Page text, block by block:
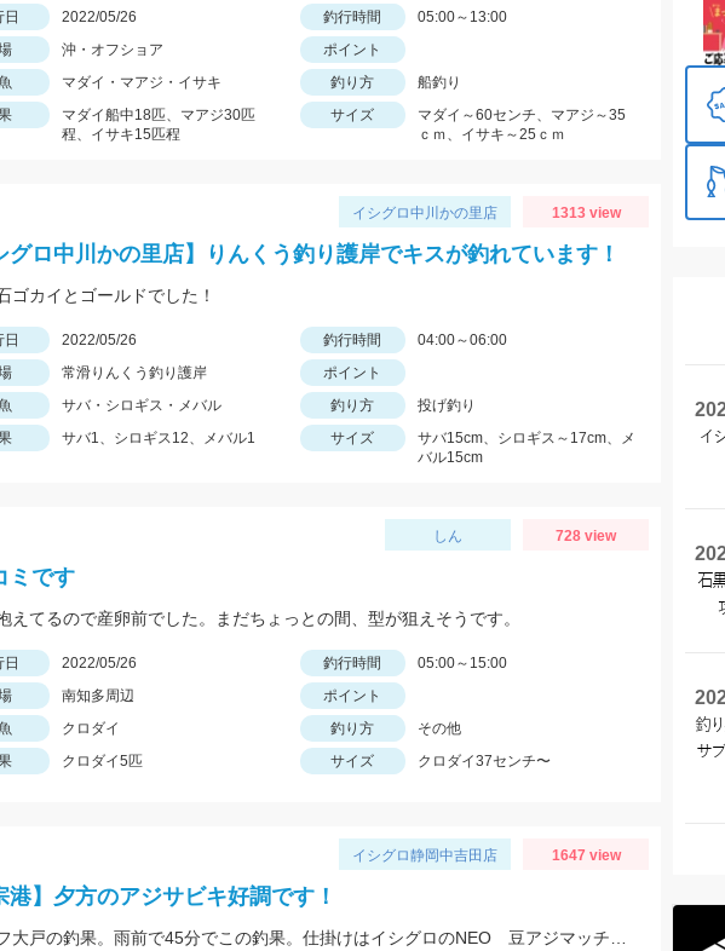
2022/05/26 釣行時間
05:00～13:00
沖・オフショア
ポイント
マダイ・マアジ・イサキ 釣り方
船釣り
マダイ船中18匹、マアジ30匹
程、イサキ15匹程
サイズ
マダイ～60センチ、マアジ～35
ｃｍ、イサキ～25ｃｍ
イシグロ中川かの里店 1313 view
グロ中川かの里店】りんくう釣り護岸でキスが釣れています！
ゴカイとゴールドでした！
2022/05/26 釣行時間
04:00～06:00
常滑りんくう釣り護岸
ポイント
サバ・シロギス・メバル 釣り方
投げ釣り
サバ1、シロギス12、メバル1 サイズ
サバ15cm、シロギス～17cm、メ
バル15cm
しん 728 view
ミです
えてるので産卵前でした。まだちょっとの間、型が狙えそうです。
2022/05/26 釣行時間
05:00～15:00
南知多周辺
ポイント
クロダイ 釣り方
その他
クロダイ5匹 サイズ クロダイ37センチ〜
イシグロ静岡中吉田店 1647 view
港】夕方のアジサビキ好調です！
イ
石
釣
サ